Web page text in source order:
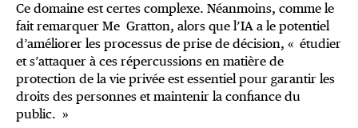
Ce domaine est certes complexe. Néanmoins, comme le
fait remarquer Me Gratton, alors que l’IA a le potentiel
d’améliorer les processus de prise de décision, « étudier
et s’attaquer à ces répercussions en matière de
protection de la vie privée est essentiel pour garantir les
droits des personnes et maintenir la confiance du
public. »